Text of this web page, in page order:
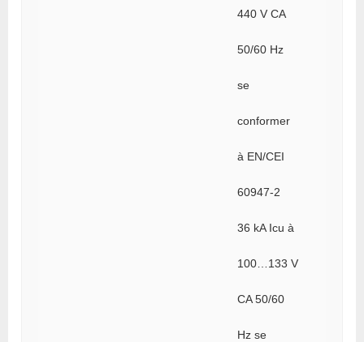
440 V CA
50/60 Hz
se
conformer
à EN/CEI
60947-2
36 kA Icu à
100…133 V
CA 50/60
Hz se